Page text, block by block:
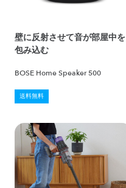
壁に反射させて音が部屋中を
包み込む
BOSE Home Speaker 500
送料無料